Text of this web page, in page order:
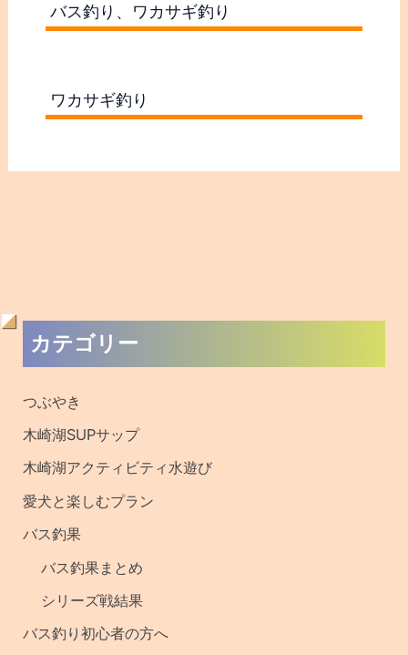
バス釣り、ワカサギ釣り
ワカサギ釣り
カテゴリー
つぶやき
木崎湖SUPサップ
木崎湖アクティビティ水遊び
愛犬と楽しむプラン
バス釣果
バス釣果まとめ
シリーズ戦結果
バス釣り初心者の方へ
過
去
・
釣
果